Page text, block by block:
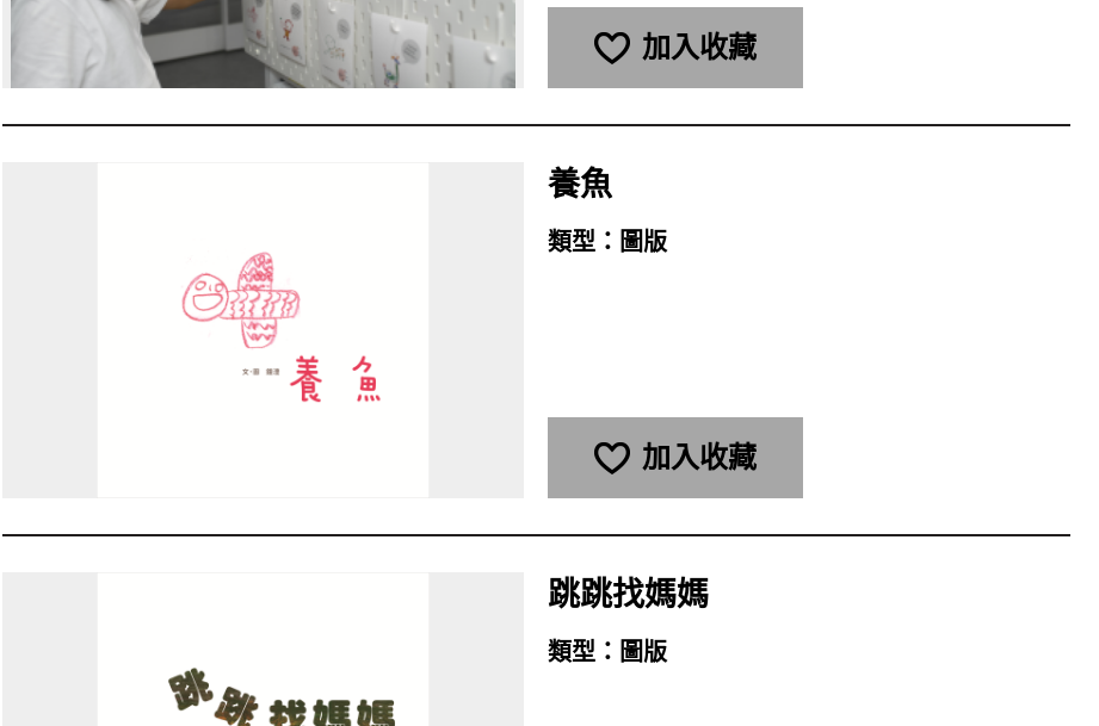
加入收藏
養魚
類型： 圖版
加入收藏
跳跳找媽媽
類型： 圖版